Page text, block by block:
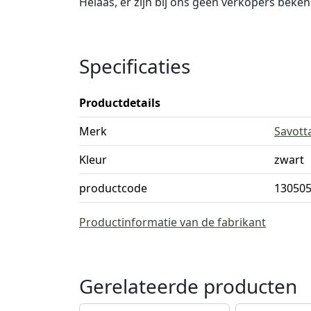
Specificaties
Productdetails
Merk
Kleur
zwart
productcode
Productinformatie van de fabrikant
Gerelateerde producten